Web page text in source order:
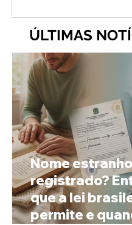
ÚLTIMAS
Nome
registrado?
que a lei
permite e